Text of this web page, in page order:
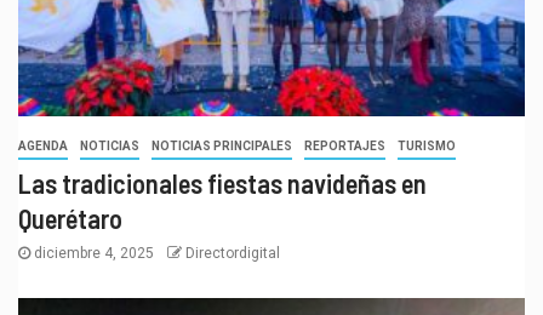
AGENDA NOTICIAS NOTICIAS PRINCIPALES REPORTAJES TURISMO
Las tradicionales fiestas navideñas en
Querétaro
diciembre 4, 2025 Directordigital